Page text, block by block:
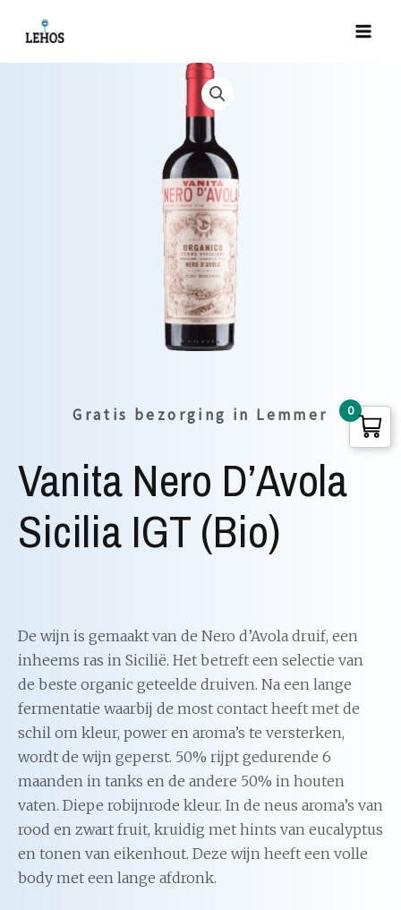
Gratis bezorging in Lemmer
Vanita Nero D’Avola
Sicilia IGT (bio)
De wijn is gemaakt van de Nero d’Avola druif, een
inheems ras in Sicilië. Het betreft een selectie van
de beste organic geteelde druiven. Na een lange
fermentatie waarbij de most contact heeft met de
schil om kleur, power en aroma’s te versterken,
wordt de wijn geperst. 50% rijpt gedurende 6
maanden in tanks en de andere 50% in houten
vaten. Diepe robijnrode kleur. In de neus aroma’s van
rood en zwart fruit, kruidig met hints van eucalyptus
en tonen van eikenhout. Deze wijn heeft een volle
body met een lange afdronk.
0